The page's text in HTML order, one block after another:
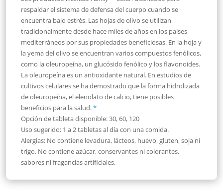
respaldar el sistema de defensa del cuerpo cuando se
encuentra bajo estrés. Las hojas de olivo se utilizan
tradicionalmente desde hace miles de años en los países
mediterráneos por sus propiedades beneficiosas. En la hoja y
la yema del olivo se encuentran varios compuestos fenólicos,
como la oleuropeína, un glucósido fenólico y los flavonoides.
La oleuropeína es un antioxidante natural. En estudios de
cultivos celulares se ha demostrado que la forma hidrolizada
de oleuropeína, el elenolato de calcio, tiene posibles
beneficios para la salud.*
Opción de tableta disponible:30, 60, 120
Uso sugerido: 1 a 2 tabletas al día con una comida.
Alergias: No contiene levadura, lácteos, huevo, gluten, soja ni
trigo. No contiene azúcar, conservantes ni colorantes,
sabores ni fragancias artificiales.